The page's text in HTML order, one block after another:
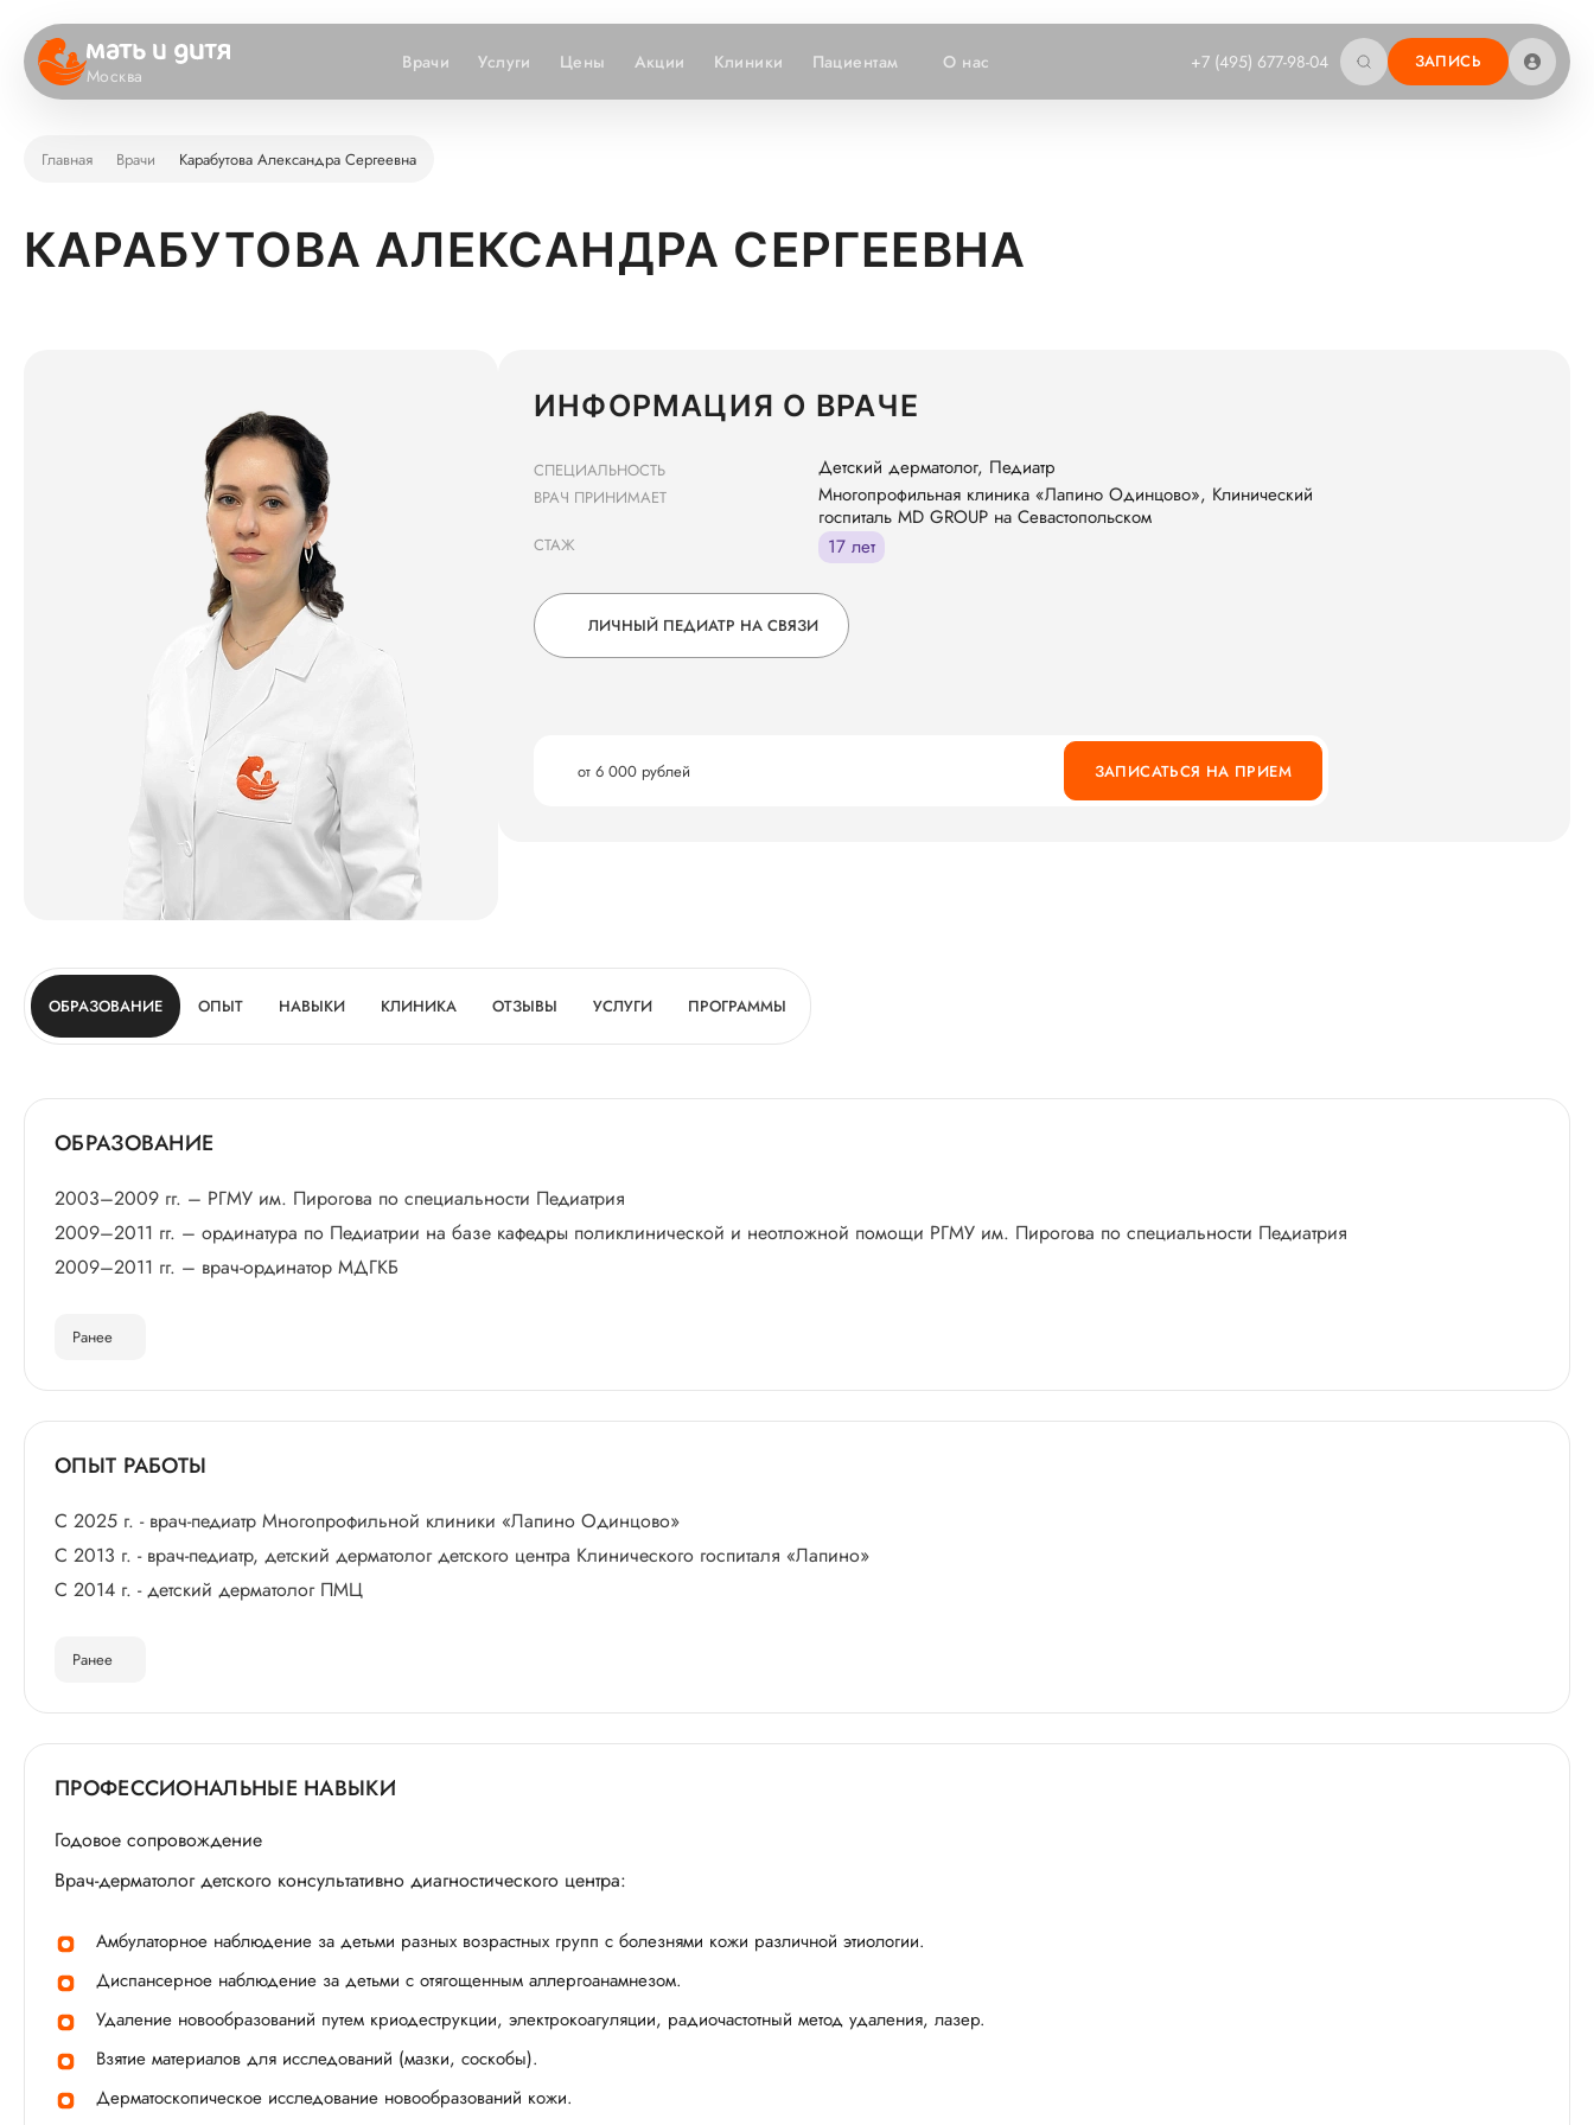
Москва
Врачи Услуги Цены Акции Клиники Пациентам О нас +7 (495) 677-98-04 ЗАПИСЬ
Главная Врачи Карабутова Александра Сергеевна
КАРАБУТОВА АЛЕКСАНДРА СЕРГЕЕВНА
ИНФОРМАЦИЯ О ВРАЧЕ
СПЕЦИАЛЬНОСТЬ Детский дерматолог, Педиатр
ВРАЧ ПРИНИМАЕТ
Многопрофильная клиника «Лапино Одинцово», Клинический
госпиталь MD GROUP на Севастопольском
СТАЖ 17 лет
ЛИЧНЫЙ ПЕДИАТР НА СВЯЗИ
от 6 000 рублей ЗАПИСАТЬСЯ НА ПРИЕМ
ОБРАЗОВАНИЕ ОПЫТ НАВЫКИ КЛИНИКА ОТЗЫВЫ УСЛУГИ ПРОГРАММЫ
ОБРАЗОВАНИЕ
2003–2009 гг. – РГМУ им. Пирогова по специальности Педиатрия
2009–2011 гг. – ординатура по Педиатрии на базе кафедры поликлинической и неотложной помощи РГМУ им. Пирогова по специальности Педиатрия
2009–2011 гг. – врач-ординатор МДГКБ
Ранее
ОПЫТ РАБОТЫ
С 2025 г. - врач-педиатр Многопрофильной клиники «Лапино Одинцово»
С 2013 г. - врач-педиатр, детский дерматолог детского центра Клинического госпиталя «Лапино»
С 2014 г. - детский дерматолог ПМЦ
Ранее
ПРОФЕССИОНАЛЬНЫЕ НАВЫКИ
Годовое сопровождение
Врач-дерматолог детского консультативно диагностического центра:
Амбулаторное наблюдение за детьми разных возрастных групп с болезнями кожи различной этиологии.
Диспансерное наблюдение за детьми с отягощенным аллергоанамнезом.
Удаление новообразований путем криодеструкции, электрокоагуляции, радиочастотный метод удаления, лазер.
Взятие материалов для исследований (мазки, соскобы).
Дерматоскопическое исследование новообразований кожи.